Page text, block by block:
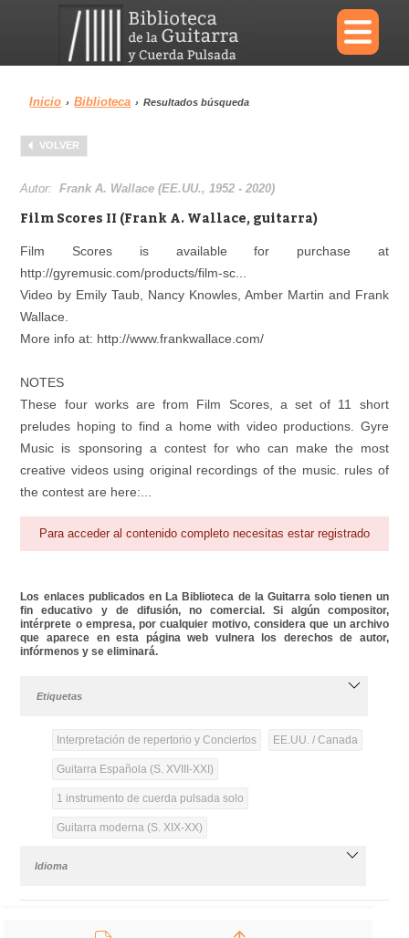
×
Menu
Biblioteca Diccionario
Área personal
Inicio › Biblioteca › Resultados búsqueda
VOLVER
Autor:Frank A. Wallace (EE.UU., 1952 - 2020)
Film Scores II (Frank A. Wallace, guitarra)
Film Scores is available for purchase at
http://gyremusic.com/products/film-sc...
Video by Emily Taub, Nancy Knowles, Amber Martin and Frank
Wallace.
More info at: http://www.frankwallace.com/
NOTES
These four works are from Film Scores, a set of 11 short
preludes hoping to find a home with video productions. Gyre
Music is sponsoring a contest for who can make the most
creative videos using original recordings of the music. rules of
the contest are here:...
Para acceder al contenido completo necesitas estar registrado
Los enlaces publicados en La Biblioteca de la Guitarra solo tienen un
fin educativo y de difusión, no comercial. Si algún compositor,
intérprete o empresa, por cualquier motivo, considera que un archivo
que aparece en esta página web vulnera los derechos de autor,
infórmenos y se eliminará.
Etiquetas
Interpretación de repertorio y Conciertos EE.UU. / Canada
Guitarra Española (S. XVIII-XXI)
1 instrumento de cuerda pulsada solo
Guitarra moderna (S. XIX-XX)
Idioma